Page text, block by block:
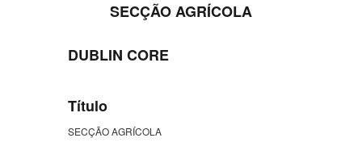
SECÇÃO AGRÍCOLA
DUBLIN CORE
Título
SECÇÃO AGRÍCOLA